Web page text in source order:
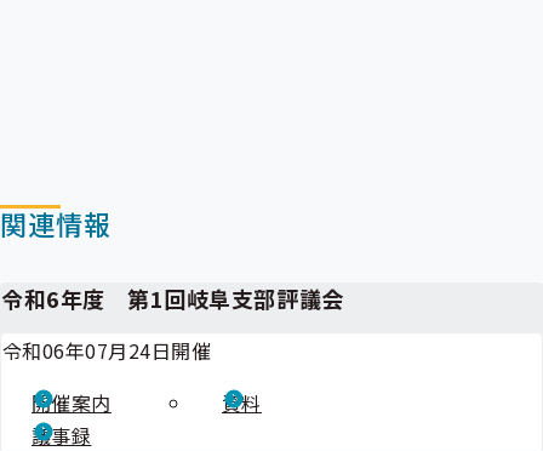
関連情報
令和6年度 第1回岐阜支部評議会
令和06年07月24日開催
開催案内
資料
議事録